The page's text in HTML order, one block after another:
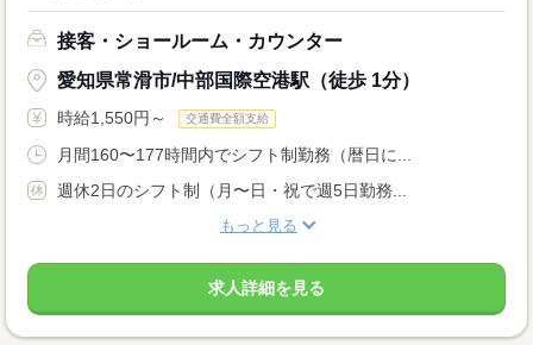
接客・ショールーム・カウンター
愛知県常滑市/中部国際空港駅（徒歩 1分）
時給1,550円～ 交通費全額支給
月間160〜177時間内でシフト制勤務（暦日に...
週休2日のシフト制（月〜日・祝で週5日勤務...
もっと見る
求人詳細を見る